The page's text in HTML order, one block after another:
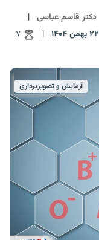
دکتر قاسم عباسی |
22 بهمن 1404 |
7
آزمایش و تصویربرداری